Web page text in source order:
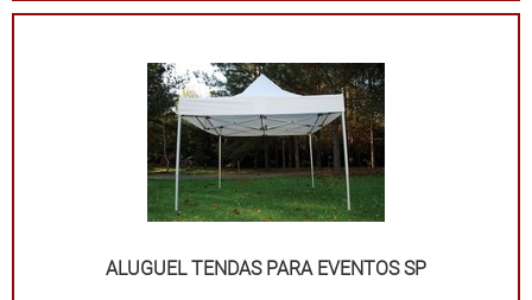
ALUGUEL TENDAS PARA EVENTOS SP